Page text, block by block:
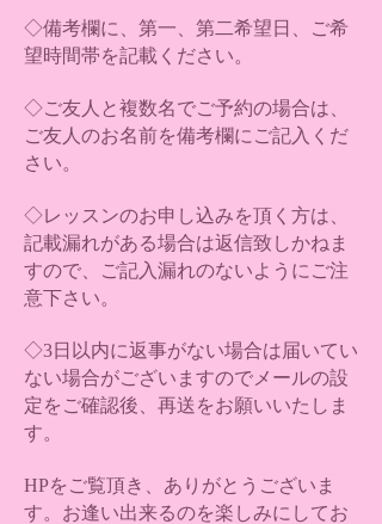
◇備考欄に、第一、第二希望日、ご希
望時間帯を記載ください。
◇ご友人と複数名でご予約の場合は、
ご友人のお名前を備考欄にご記入くだ
さい。
◇レッスンのお申し込みを頂く方は、
記載漏れがある場合は返信致しかねま
すので、ご記入漏れのないようにご注
意下さい。
◇3日以内に返事がない場合は届いてい
ない場合がございますのでメールの設
定をご確認後、再送をお願いいたしま
す。
HPをご覧頂き、ありがとうございま
す。お逢い出来るのを楽しみにしてお